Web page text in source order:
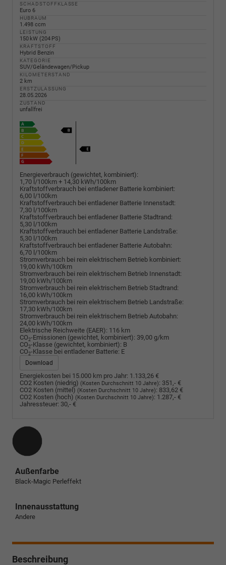
SCHADSTOFFKLASSE
Euro 6
HUBRAUM
1.498 ccm
LEISTUNG
150 kW (204 PS)
KRAFTSTOFF
Hybrid Benzin
KATEGORIE
SUV/Geländewagen/Pickup
KILOMETERSTAND
2 km
ERSTZULASSUNG
28.05.2026
ZUSTAND
unfallfrei
Energieverbrauch (gewichtet, kombiniert):
1,70 l/100km + 14,30 kWh/100km
Kraftstoffverbrauch bei entladener Batterie kombiniert:
6,00 l/100km
Kraftstoffverbrauch bei entladener Batterie Innenstadt:
7,30 l/100km
Kraftstoffverbrauch bei entladener Batterie Stadtrand:
5,30 l/100km
Kraftstoffverbrauch bei entladener Batterie Landstraße:
5,30 l/100km
Kraftstoffverbrauch bei entladener Batterie Autobahn:
6,70 l/100km
Stromverbrauch bei rein elektrischem Betrieb kombiniert:
19,00 kWh/100km
Stromverbrauch bei rein elektrischem Betrieb Innenstadt:
19,00 kWh/100km
Stromverbrauch bei rein elektrischem Betrieb Stadtrand:
16,00 kWh/100km
Stromverbrauch bei rein elektrischem Betrieb Landstraße:
17,30 kWh/100km
Stromverbrauch bei rein elektrischem Betrieb Autobahn:
24,00 kWh/100km
Elektrische Reichweite (EAER): 116 km
CO2-Emissionen (gewichtet, kombiniert): 39,00 g/km
CO2-Klasse (gewichtet, kombiniert): B
CO2-Klasse bei entladener Batterie: E
Download
Energiekosten bei 15.000 km pro Jahr: 1.133,26 €
CO2 Kosten (niedrig) (Kosten Durchschnitt 10 Jahre): 351,- €
CO2 Kosten (mittel) (Kosten Durchschnitt 10 Jahre): 833,62 €
CO2 Kosten (hoch) (Kosten Durchschnitt 10 Jahre): 1.287,- €
Jahressteuer: 30,- €
Außenfarbe
Black-Magic Perleffekt
Innenausstattung
Andere
Beschreibung